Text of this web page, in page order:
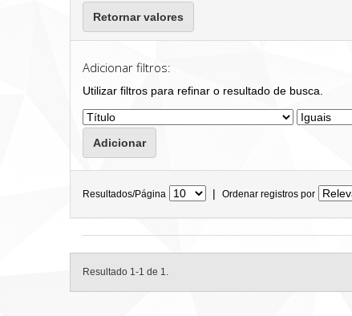
Retornar valores
Adicionar filtros:
Utilizar filtros para refinar o resultado de busca.
Resultados/Página | Ordenar registros por
Resultado 1-1 de 1.